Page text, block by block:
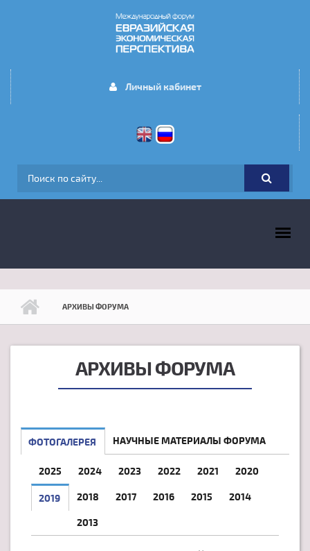
Личный кабинет
ФОРМА ПОИСКА
АРХИВЫ ФОРУМА
АРХИВЫ ФОРУМА
ФОТОГАЛЕРЕЯ НАУЧНЫЕ МАТЕРИАЛЫ ФОРУМА
2025 2024 2023 2022 2021 2020
2019 2018 2017 2016 2015 2014
2013